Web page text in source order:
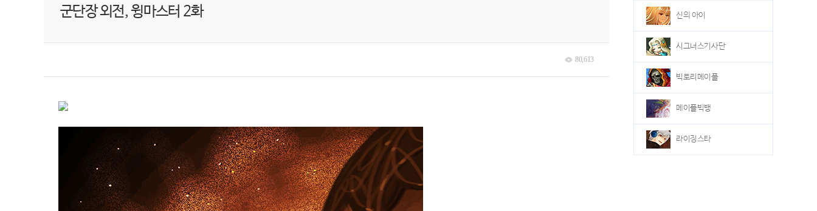
군단장 외전, 윙마스터 2화
80,613
신의 아이
시그너스기사단
빅토리메이플
메이플빅뱅
라이징스타